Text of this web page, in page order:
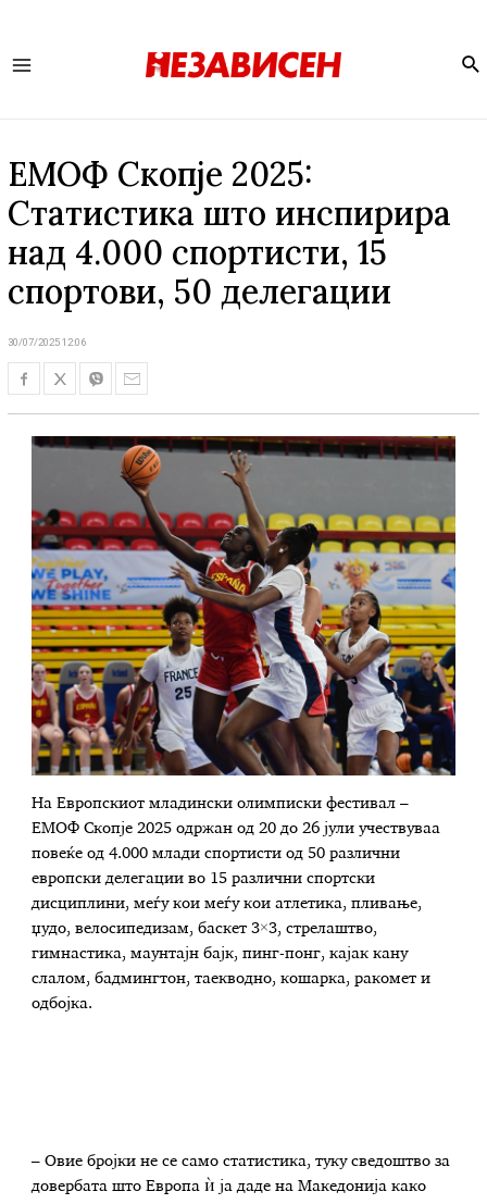
ЕМОФ Скопје 2025:
Статистика што инспирира
над 4.000 спортисти, 15
спортови, 50 делегации
30/07/2025 12:06
На Европскиот младински олимписки фестивал –
ЕМОФ Скопје 2025 одржан од 20 до 26 јули учествуваа
повеќе од 4.000 млади спортисти од 50 различни
европски делегации во 15 различни спортски
дисциплини, меѓу кои меѓу кои атлетика, пливање,
џудо, велосипедизам, баскет 3×3, стрелаштво,
гимнастика, маунтајн бајк, пинг-понг, кајак кану
слалом, бадмингтон, таекводно, кошарка, ракомет и
одбојка.
– Овие бројки не се само статистика, туку сведоштво за
довербата што Европа ѝ ја даде на Македонија како